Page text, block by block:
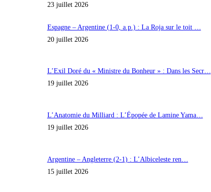
23 juillet 2026
Espagne – Argentine (1-0, a.p.) : La Roja sur le toit …
20 juillet 2026
L’Exil Doré du « Ministre du Bonheur » : Dans les Secr…
19 juillet 2026
L’Anatomie du Milliard : L’Épopée de Lamine Yama…
19 juillet 2026
Argentine – Angleterre (2-1) : L’Albiceleste ren…
15 juillet 2026